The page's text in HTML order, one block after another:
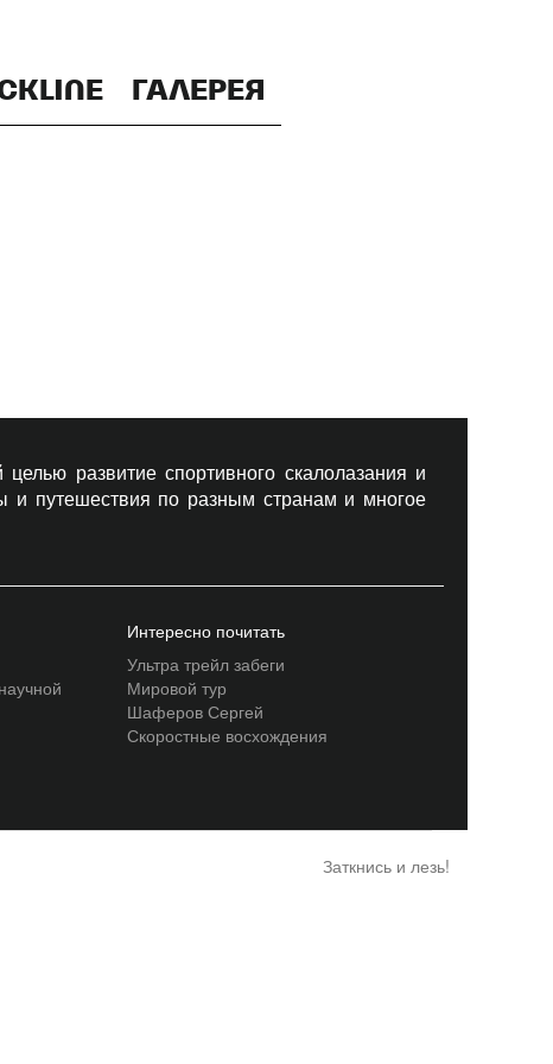
ГАЛЕРЕЯ
развитие спортивного скалолазания и
и путешествия по разным странам и многое
Интересно почитать
Ультра трейл забеги
Мировой тур
Шаферов Сергей
Скоростные восхождения
Заткнись и лезь!